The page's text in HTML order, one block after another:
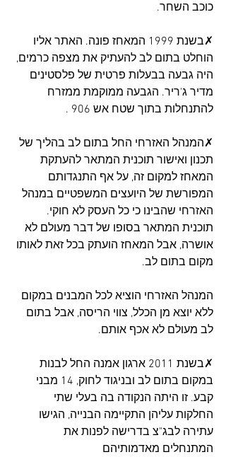
כוכב השחר.
✗בשנת 1999 המאחז פונה. האתר אליו
הוחלט בתום לב להעתיק את מצפה כרמים,
היה גבעה בבעלות פרטית של פלסטינים
מדיר ג'ריר. הגבעה ממוקמת ממזרח
להתנחלות בתוך שטח אש 906 .
✗המנהל האזרחי החל בתום לב בהליך של
תכנון ואישור תוכנית המתאר להעתקת
המאחז למקום זה, על אף התנגדותם
המפורשת של היועצים המשפטיים במנהל
האזרחי שהבינו כי כל העסק לא חוקי.
תוכנית המתאר בסופו של דבר מעולם לא
אושרה, אבל המאחז הועתק בכל זאת לאותו
מקום בתום לב.
המנהל האזרחי הוציא לכל המבנים במקום
ללא יוצא מן הכלל, צווי הריסה, אבל בתום
לב מעולם לא אכף אותם.
✗בשנת 2011 ארגון אמנה החל לבנות
במקום בתום לב ובניגוד לחוק, 14 מבני
קבע. זו היתה הנקודה בה בעלי שתי
החלקות עליהן התקיימה הבנייה, הגישו
עתירה לבג"צ בדרישה לפנות את
המתנחלים מאדמותיהם